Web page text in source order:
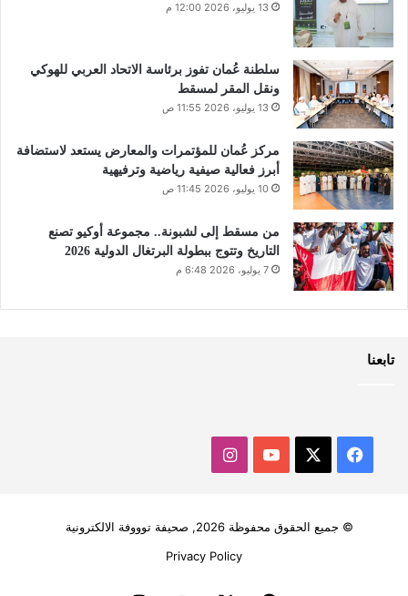
13 يوليو، 2026 12:00 م
سلطنة عُمان تفوز برئاسة الاتحاد العربي للهوكي
ونقل المقر لمسقط
13 يوليو، 2026 11:55 ص
مركز عُمان للمؤتمرات والمعارض يستعد لاستضافة
أبرز فعالية صيفية رياضية وترفيهية
10 يوليو، 2026 11:45 ص
من مسقط إلى لشبونة.. مجموعة أوكيو تصنع
التاريخ وتتوج ببطولة البرتغال الدولية 2026
7 يوليو، 2026 6:48 م
تابعنا
فيسبوك ‫YouTubeانستقرام
© جميع الحقوق محفوظة 2026, صحيفة توووفة الالكترونية
Privacy Policy